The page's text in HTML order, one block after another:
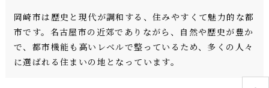
岡崎市は歴史と現代が調和する、住みやすくて魅力的な都
市です。名古屋市の近郊でありながら、自然や歴史が豊か
で、都市機能も高いレベルで整っているため、多くの人々
に選ばれる住まいの地となっています。